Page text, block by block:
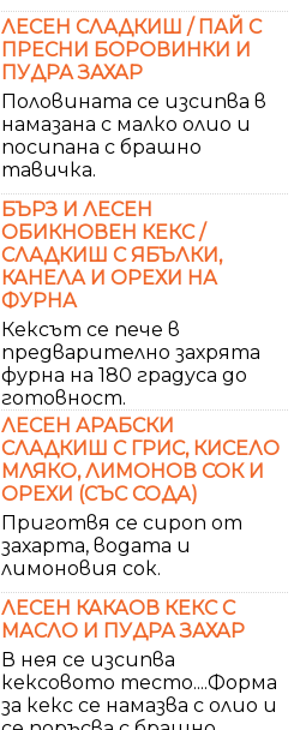
ЛЕСЕН СЛАДКИШ / ПАЙ С
ПРЕСНИ БОРОВИНКИ И
ПУДРА ЗАХАР
Половината се изсипва в
намазана с малко олио и
посипана с брашно
тавичка.
БЪРЗ И ЛЕСЕН
ОБИКНОВЕН КЕКС /
СЛАДКИШ С ЯБЪЛКИ,
КАНЕЛА И ОРЕХИ НА
ФУРНА
Кексът се пече в
предварително захрята
фурна на 180 градуса до
готовност.
ЛЕСЕН АРАБСКИ
СЛАДКИШ С ГРИС, КИСЕЛО
МЛЯКО, ЛИМОНОВ СОК И
ОРЕХИ (СЪС СОДА)
Приготвя се сироп от
захарта, водата и
лимоновия сок.
ЛЕСЕН КАКАОВ КЕКС С
МАСЛО И ПУДРА ЗАХАР
В нея се изсипва
кексовото тесто....Форма
за кекс се намазва с олио и